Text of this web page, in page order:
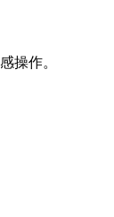
操作。